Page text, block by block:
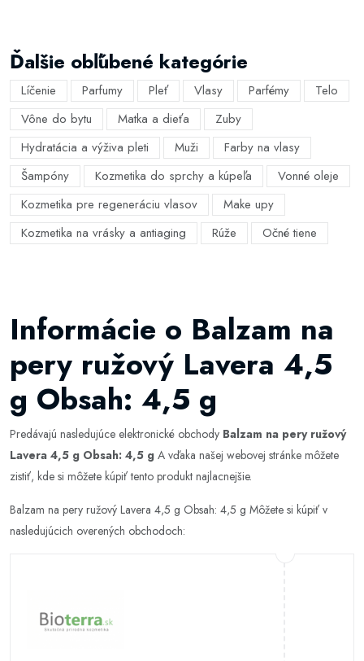
Ďalšie obľúbené kategórie
Líčenie Parfumy Pleť Vlasy Parfémy
Telo
Vône do bytu
Matka a dieťa
Zuby
Hydratácia a výživa pleti
Muži
Farby na vlasy
Šampóny
Kozmetika do sprchy a kúpeľa
Vonné oleje
Kozmetika pre regeneráciu vlasov
Make upy
Kozmetika na vrásky a antiaging
Rúže Očné tiene
Informácie o Balzam na
pery ružový Lavera 4,5
g Obsah: 4,5 g
Predávajú nasledujúce elektronické obchody Balzam na pery ružový
Lavera 4,5 g Obsah: 4,5 g A vďaka našej webovej stránke môžete
zistiť, kde si môžete kúpiť tento produkt najlacnejšie.
Balzam na pery ružový Lavera 4,5 g Obsah: 4,5 g Môžete si kúpiť v
nasledujúcich overených obchodoch: